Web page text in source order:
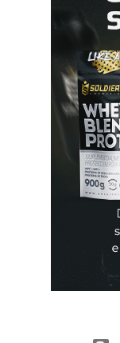
que usa a elani
seguir a
ciclo® são iguais?
mesma
menos